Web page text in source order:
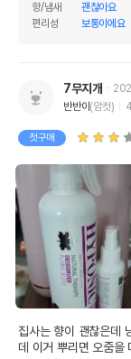
향/냄새
괜찮아요
편리성
보통이에요
7무지개
반반이(암컷)
첫구매
집사는 향이 괜찮은데
데 이거 뿌리면 오줌을